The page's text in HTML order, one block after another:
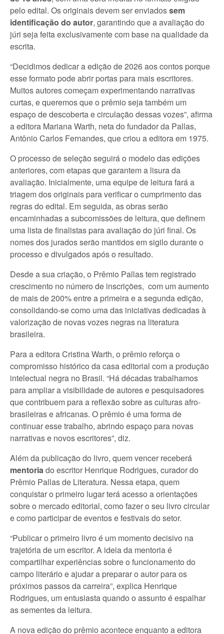
pelo edital. Os originais devem ser enviadossem
identificação do autor, garantindo que a avaliação do
júri seja feita exclusivamente com base na qualidade da
escrita.
“Decidimos dedicar a edição de 2026 aos contos porque
esse formato pode abrir portas para mais escritores.
Muitos autores começam experimentando narrativas
curtas, e queremos que o prêmio seja também um
espaço de descoberta e circulação dessas vozes”, afirma
a editora Mariana Warth, neta do fundador da Pallas,
Antônio Carlos Fernandes, que criou a editora em 1975.
O processo de seleção seguirá o modelo das edições
anteriores, com etapas que garantem a lisura da
avaliação. Inicialmente, uma equipe de leitura fará a
triagem dos originais para verificar o cumprimento das
regras do edital. Em seguida, as obras serão
encaminhadas a subcomissões de leitura, que definem
uma lista de finalistas para avaliação do júri final. Os
nomes dos jurados serão mantidos em sigilo durante o
processo e divulgados após o resultado.
Desde a sua criação, o Prêmio Pallas tem registrado
crescimento no número de inscrições, com um aumento
de mais de 200% entre a primeira e a segunda edição,
consolidando-se como uma das iniciativas dedicadas à
valorização de novas vozes negras na literatura
brasileira.
Para a editora Cristina Warth, o prêmio reforça o
compromisso histórico da casa editorial com a produção
intelectual negra no Brasil. “Há décadas trabalhamos
para ampliar a visibilidade de autores e pesquisadores
que contribuem para a reflexão sobre as culturas afro-
brasileiras e africanas. O prêmio é uma forma de
continuar esse trabalho, abrindo espaço para novas
narrativas e novos escritores”, diz.
Além da publicação do livro, quem vencer receberá
mentoriado escritor Henrique Rodrigues, curador do
Prêmio Pallas de Literatura. Nessa etapa, quem
conquistar o primeiro lugar terá acesso a orientações
sobre o mercado editorial, como fazer o seu livro circular
e como participar de eventos e festivais do setor.
“Publicar o primeiro livro é um momento decisivo na
trajetória de um escritor. A ideia da mentoria é
compartilhar experiências sobre o funcionamento do
campo literário e ajudar a preparar o autor para os
próximos passos da carreira”, explica Henrique
Rodrigues, um entusiasta quando o assunto é espalhar
as sementes da leitura.
A nova edição do prêmio acontece enquanto a editora